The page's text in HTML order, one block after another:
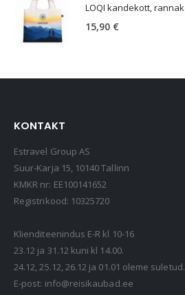
15,90 €
KONTAKT
Estravel Group AS
Suur-Karja 15, 10140 Tallinn
KMKR nr: EE100141652
Registrikood: 10325720
Klienditeenindus E-R kl 10-16
23.12 ja 31.12 kuni kl 14.00.
24.12, 25.12, 26.12 ja 01.01 oleme suletud.
E-post: info@reisikaubad.ee